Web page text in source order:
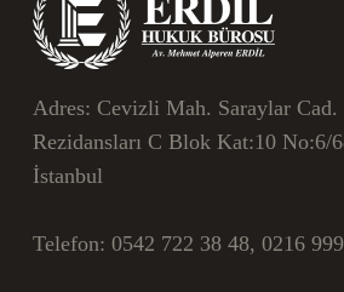
Adres: Cevizli Mah. Saraylar
Rezidansları C Blok Kat:10 No:6/
İstanbul
Telefon: 0542 722 38 48, 0216